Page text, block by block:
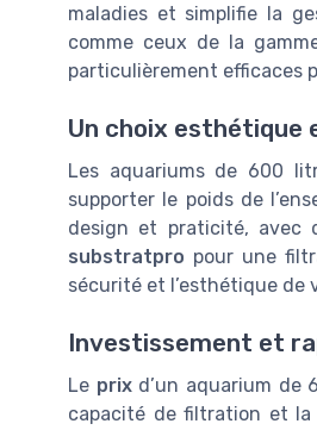
maladies et simplifie la
comme ceux de la
particulièrement efficaces
Un choix esthétique
Les aquariums de 600
supporter le poids de
design et praticité, avec
substratpro pour une
sécurité et l’esthétique de
Investissement et
Le prixd’un aquarium de
capacité de filtration et la